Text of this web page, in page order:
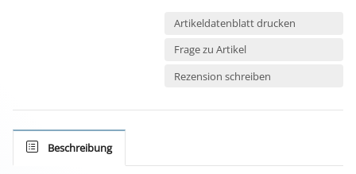
Artikeldatenblatt drucken
Frage zu Artikel
Rezension schreiben
Beschreibung